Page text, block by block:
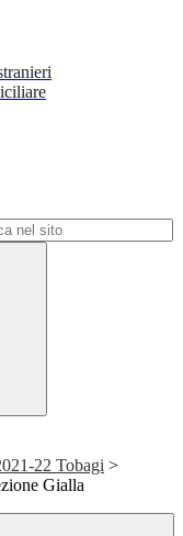
22 Tobagi >
Gialla